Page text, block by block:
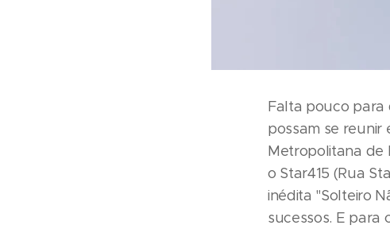
Falta pouco para
possam se reunir
Metropolitana de
o Star415 (Rua
inédita "Solteiro
sucessos. E para